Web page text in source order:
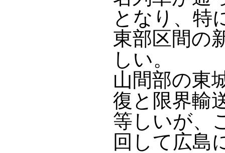
となり、特
東部区間の
しい。
山間部の東
復と限界輸
等しいが、
回して広島